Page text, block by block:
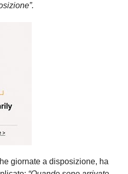
giornate a disposizione, ha